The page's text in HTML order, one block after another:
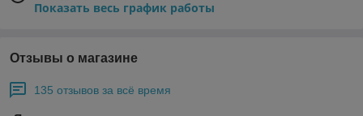
Показать весь график работы
Отзывы о магазине
135 отзывов за всё время